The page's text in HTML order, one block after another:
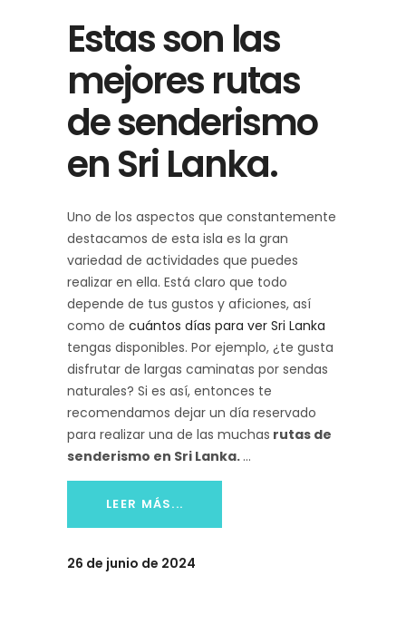
Estas son las
mejores rutas
de senderismo
en Sri Lanka.
Uno de los aspectos que constantemente
destacamos de esta isla es la gran
variedad de actividades que puedes
realizar en ella. Está claro que todo
depende de tus gustos y aficiones, así
como de cuántos días para ver Sri Lanka
tengas disponibles. Por ejemplo, ¿te gusta
disfrutar de largas caminatas por sendas
naturales? Si es así, entonces te
recomendamos dejar un día reservado
para realizar una de las muchas rutas de
senderismo en Sri Lanka.
LEER MÁS...
26 de junio de 2024